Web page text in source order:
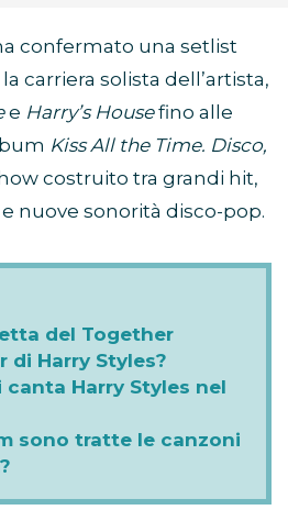
confermato una setlist
carriera solista dell’artista,
e Harry’s Housefino alle
Kiss All the Time. Disco,
costruito tra grandi hit,
nuove sonorità disco-pop.
del Together
di Harry Styles?
canta Harry Styles nel
sono tratte le canzoni